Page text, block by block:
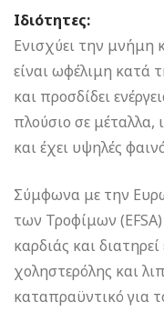
Ιδιότητες:
Ενισχύει την μνήμη
είναι ωφέλιμη κατά
και προσδίδει
πλούσιο σε μέταλλα,
και έχει υψηλές
Σύμφωνα με την
των Τροφίμων
καρδιάς και
χοληστερόλης και
καταπραϋντικό για